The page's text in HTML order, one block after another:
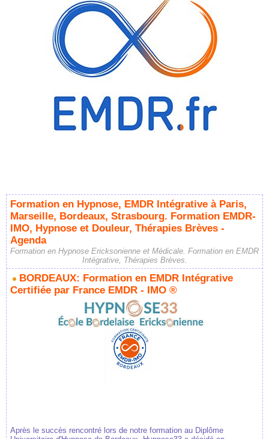
Formation en Hypnose, EMDR Intégrative à Paris,
Marseille, Bordeaux, Strasbourg. Formation EMDR-
IMO, Hypnose et Douleur, Thérapies Brèves -
Agenda
Formation en Hypnose Ericksonienne et Médicale. Formation en EMDR
Intégrative, Thérapies Brèves.
BORDEAUX: Formation en EMDR Intégrative
Certifiée par France EMDR - IMO ®
Après le succès rencontré lors de notre formation au Diplôme